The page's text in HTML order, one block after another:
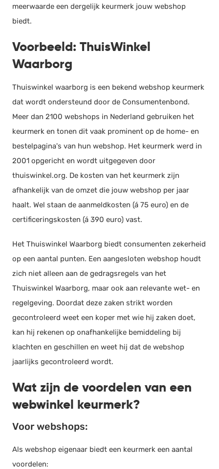
meerwaarde een dergelijk keurmerk jouw webshop
biedt.
Voorbeeld: ThuisWinkel
Waarborg
Thuiswinkel waarborg is een bekend webshop keurmerk
dat wordt ondersteund door de Consumentenbond.
Meer dan 2100 webshops in Nederland gebruiken het
keurmerk en tonen dit vaak prominent op de home- en
bestelpagina's van hun webshop. Het keurmerk werd in
2001 opgericht en wordt uitgegeven door
thuiswinkel.org. De kosten van het keurmerk zijn
afhankelijk van de omzet die jouw webshop per jaar
haalt. Wel staan de aanmeldkosten (á 75 euro) en de
certificeringskosten (á 390 euro) vast.
Het Thuiswinkel Waarborg biedt consumenten zekerheid
op een aantal punten. Een aangesloten webshop houdt
zich niet alleen aan de gedragsregels van het
Thuiswinkel Waarborg, maar ook aan relevante wet- en
regelgeving. Doordat deze zaken strikt worden
gecontroleerd weet een koper met wie hij zaken doet,
kan hij rekenen op onafhankelijke bemiddeling bij
klachten en geschillen en weet hij dat de webshop
jaarlijks gecontroleerd wordt.
Wat zijn de voordelen van een
webwinkel keurmerk?
Voor webshops:
Als webshop eigenaar biedt een keurmerk een aantal
voordelen: